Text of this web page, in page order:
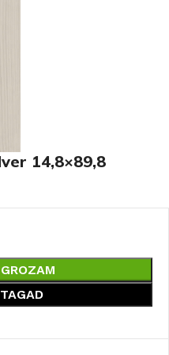
14,8×89,8